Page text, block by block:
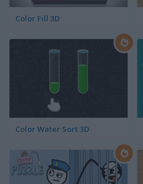
Color Fill 3D
Color Water Sort 3D